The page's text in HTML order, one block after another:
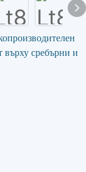
върху сребърни и